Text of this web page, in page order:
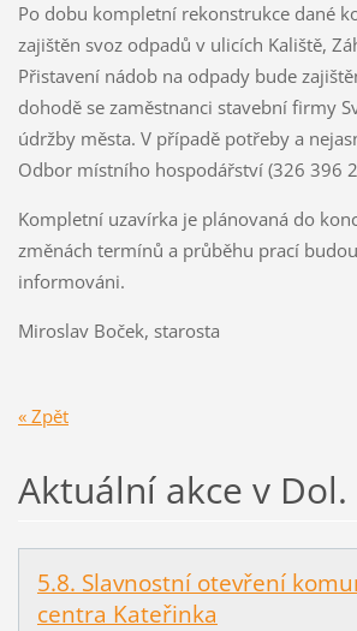
Po dobu kompletní rekonstrukce dané
zajištěn svoz odpadů v ulicích Kaliště,
Přistavení nádob na odpady bude
dohodě se zaměstnanci stavební firmy
údržby města. V případě potřeby a
Odbor místního hospodářství (326 396
Kompletní uzavírka je plánovaná do
změnách termínů a průběhu prací
informováni.
Miroslav Boček, starosta
« Zpět
Aktuální akce v Dol.
5.8. Slavnostní otevření
centra Kateřinka